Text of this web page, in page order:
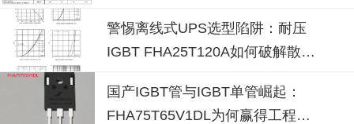
警惕离线式UPS选型陷阱：耐压
IGBT FHA25T120A如何破解散热
国产IGBT管与IGBT单管崛起：
FHA75T65V1DL为何赢得工程师